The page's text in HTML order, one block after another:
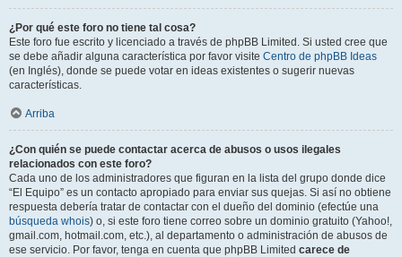
¿Por qué este foro no tiene tal cosa?
Este foro fue escrito y licenciado a través de phpBB Limited. Si usted cree que
se debe añadir alguna característica por favor visite Centro de phpBB Ideas
(en Inglés), donde se puede votar en ideas existentes o sugerir nuevas
características.
Arriba
¿Con quién se puede contactar acerca de abusos o usos ilegales
relacionados con este foro?
Cada uno de los administradores que figuran en la lista del grupo donde dice
“El Equipo” es un contacto apropiado para enviar sus quejas. Si así no obtiene
respuesta debería tratar de contactar con el dueño del dominio (efectúe una
búsqueda whois) o, si este foro tiene correo sobre un dominio gratuito (Yahoo!,
gmail.com, hotmail.com, etc.), al departamento o administración de abusos de
ese servicio. Por favor, tenga en cuenta que phpBB Limited carece de